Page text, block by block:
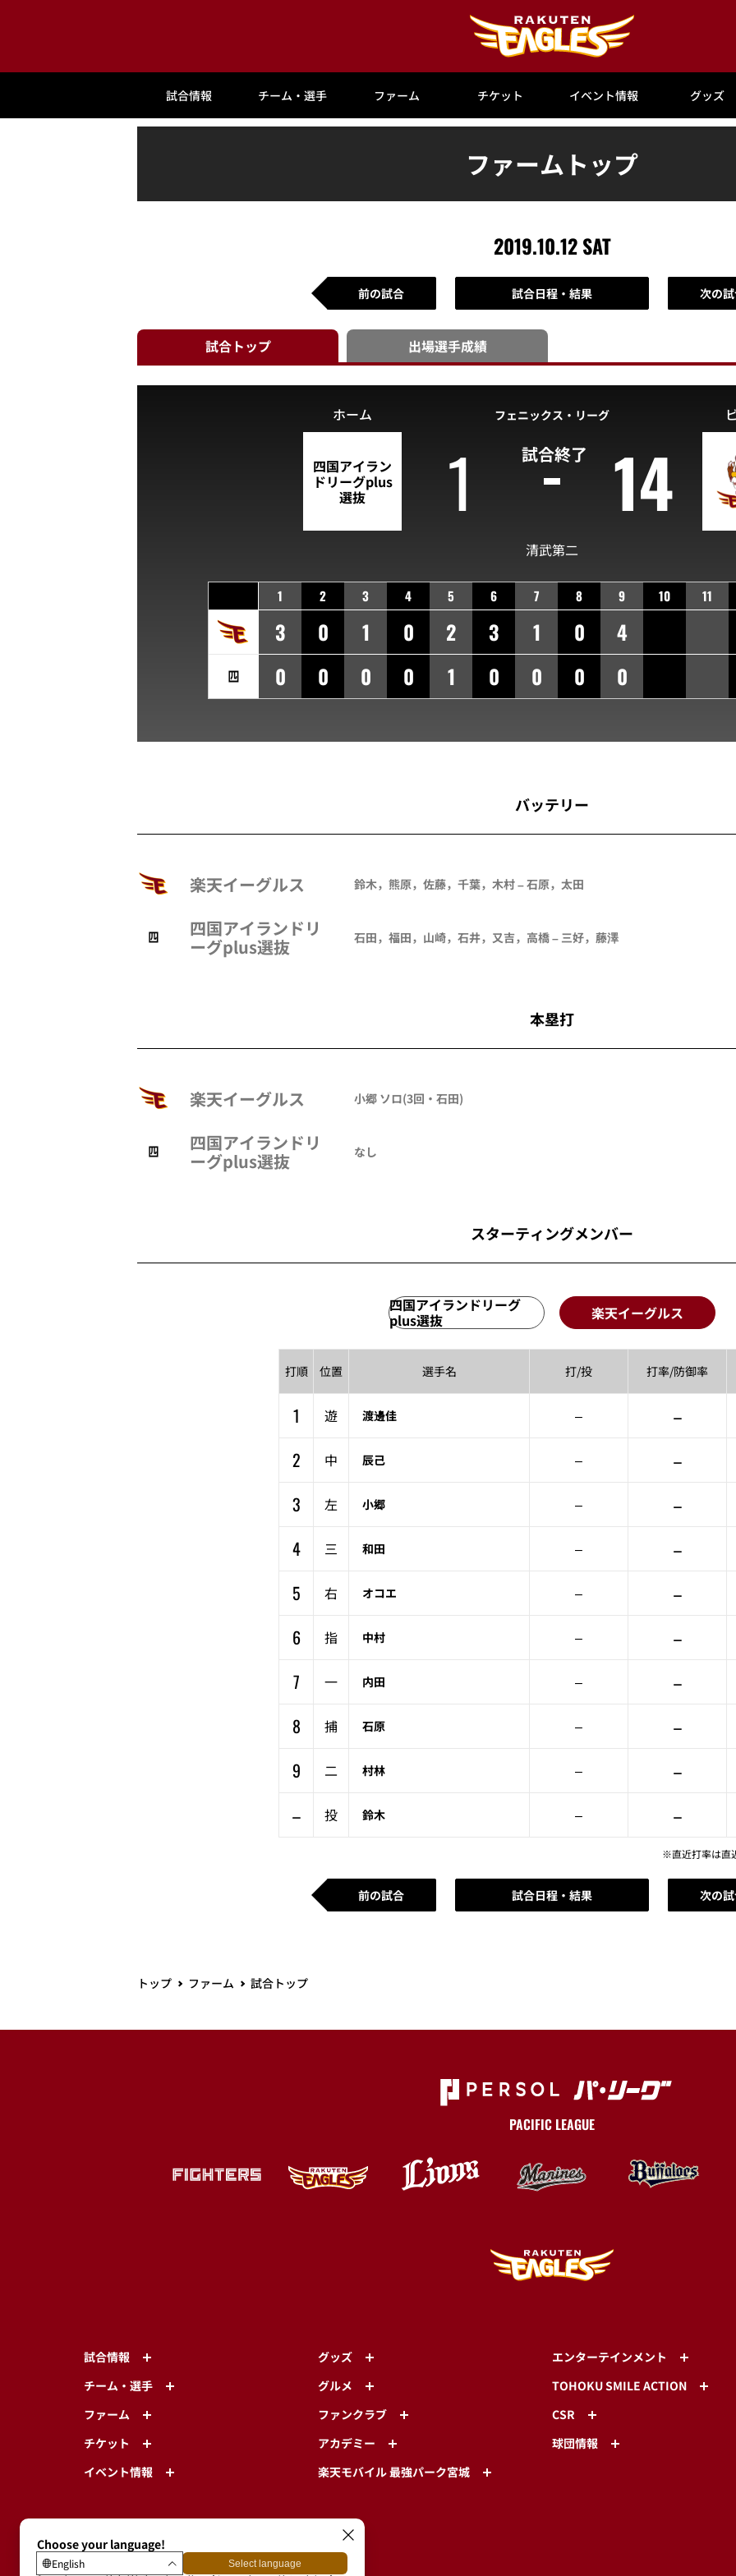
試合情報 チーム・選手 ファーム チケット イベント情報 グッズ
ファームトップ
2019.10.12 SAT
前の試合 試合日程・結果 次の
試合トップ 出場選手成績
フェニックス・リーグ
試合終了
ホーム
四国アイラン
ドリーグplus
選抜 1 14
清武第二
1 2 3 4 5 6 7 8 9 10 11
3 0 1 0 2 3 1 0
4
0
0 0 0 1 0 0 0 0
バッテリー
楽天イーグルス 鈴木，熊原，佐藤，千葉，木村 – 石原，太田
四国アイランドリ
ーグplus選抜 石田，福田，山崎，石井，又吉，高橋 – 三好，藤澤
本塁打
楽天イーグルス 小郷 ソロ(3回・石田)
四国アイランドリ
ーグplus選抜 なし
スターティングメンバー
四国アイランドリーグ
plus選抜 楽天イーグルス
打順 位置 選手名 打/投 打率/防御率
1 遊 渡邊佳 – –
2
中 辰己 – –
3
左 小郷 – –
4
三 和田 – –
5
右 オコエ – –
6
指 中村 – –
7
一 内田 – –
8
捕 石原 – –
9
二 村林 – –
–
投 鈴木 – –
※直近打率は直
前の試合 試合日程・結果 次の
トップ ファーム 試合トップ
PACIFIC LEAGUE
試合情報
チーム・選手
ファーム
チケット
イベント情報
グッズ
グルメ
ファンクラブ
アカデミー
楽天モバイル 最強パーク宮城
エンターテインメント
TOHOKU SMILE ACTION
CSR
球団情報